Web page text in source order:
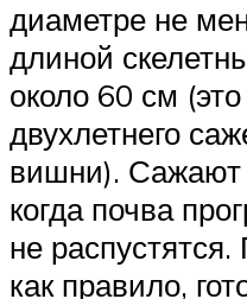
диаметре не
длиной
около 60 см
двухлетнего
вишни).
когда почва
не
как правило,